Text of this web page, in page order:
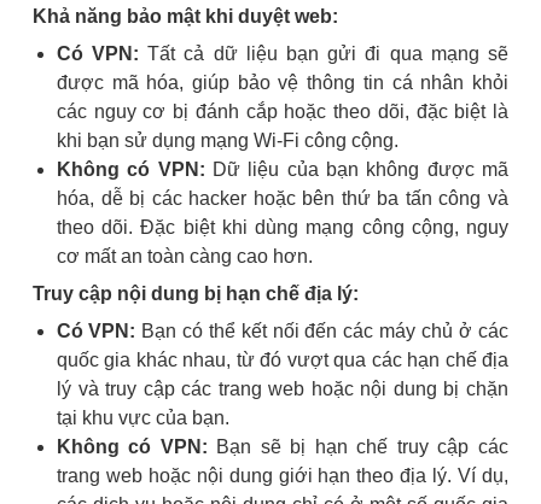
Khả năng bảo mật khi duyệt web:
Có VPN: Tất cả dữ liệu bạn gửi đi qua mạng sẽ
được mã hóa, giúp bảo vệ thông tin cá nhân khỏi
các nguy cơ bị đánh cắp hoặc theo dõi, đặc biệt là
khi bạn sử dụng mạng Wi-Fi công cộng.
Không có VPN: Dữ liệu của bạn không được mã
hóa, dễ bị các hacker hoặc bên thứ ba tấn công và
theo dõi. Đặc biệt khi dùng mạng công cộng, nguy
cơ mất an toàn càng cao hơn.
Truy cập nội dung bị hạn chế địa lý:
Có VPN: Bạn có thể kết nối đến các máy chủ ở các
quốc gia khác nhau, từ đó vượt qua các hạn chế địa
lý và truy cập các trang web hoặc nội dung bị chặn
tại khu vực của bạn.
Không có VPN: Bạn sẽ bị hạn chế truy cập các
trang web hoặc nội dung giới hạn theo địa lý. Ví dụ,